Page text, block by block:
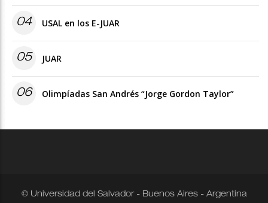
04 USAL en los E-JUAR
05 JUAR
06 Olimpíadas San Andrés “Jorge Gordon Taylor”
© Universidad del Salvador - Buenos Aires - Argentina